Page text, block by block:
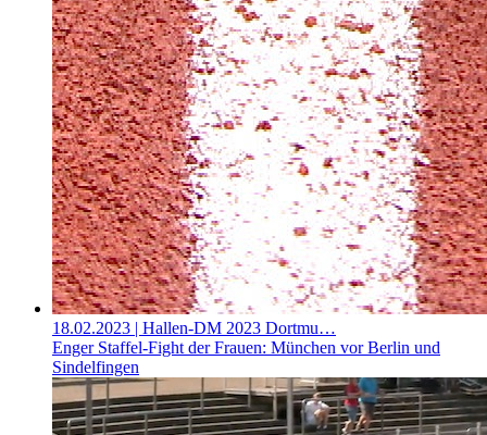
18.02.2023 | Hallen-DM 2023 Dortmu…
Enger Staffel-Fight der Frauen: München vor Berlin und
Sindelfingen